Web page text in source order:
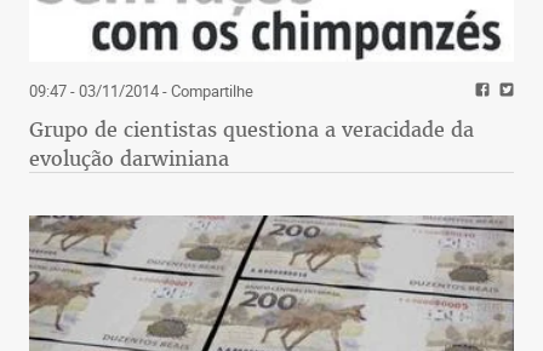
09:47 - 03/11/2014- Compartilhe
Grupo de cientistas questiona a veracidade da
evolução darwiniana